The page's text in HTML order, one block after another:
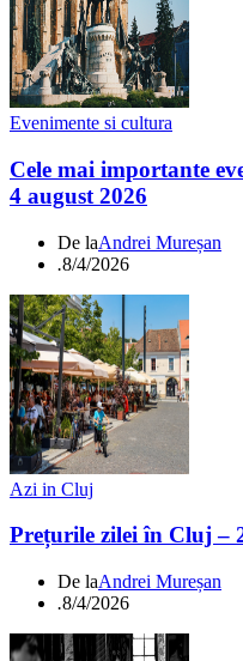
Evenimente si cultura
Cele mai importante
4 august 2026
De laAndrei Mureșan
.8/4/2026
Azi in Cluj
Prețurile zilei în Cluj –
De laAndrei Mureșan
.8/4/2026